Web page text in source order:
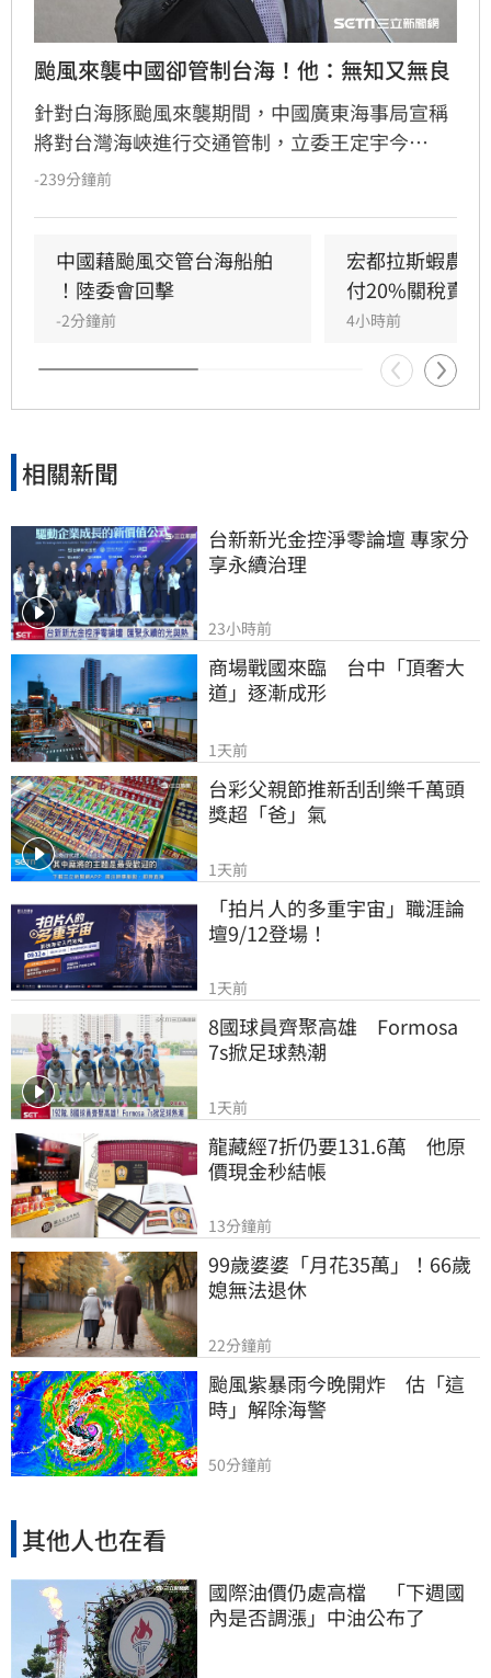
颱風來襲中國卻管制台海！他：無知又無良
針對白海豚颱風來襲期間，中國廣東海事局宣稱
將對台灣海峽進行交通管制，立委王定宇今
（8）日嚴詞批評，直指中國政府此舉既無知又
方，更藐視國際規範。他強調，中國人民處於水
深火熱，政府卻忙於政治操作。王定宇感嘆，中
國作為大國卻缺乏基本素質，並再次提醒「誰跟
-239分鐘前
中國藉颱風交管台海船舶
！陸委會回擊
-2分鐘前
宏都拉斯蝦農
付20%關稅賣台
4小時前
相關新聞
台新新光金控淨零論壇 專家分
享永續治理
23小時前
商場戰國來臨　台中「頂奢大
道」逐漸成形
1天前
台彩父親節推新刮刮樂千萬頭
獎超「爸」氣
1天前
「拍片人的多重宇宙」職涯論
壇9/12登場！
1天前
8國球員齊聚高雄　Formosa
7s掀足球熱潮
1天前
龍藏經7折仍要131.6萬　他原
價現金秒結帳
13分鐘前
99歲婆婆「月花35萬」！66歲
媳無法退休
22分鐘前
颱風紫暴雨今晚開炸　估「這
時」解除海警
50分鐘前
其他人也在看
國際油價仍處高檔 「下週國
內是否調漲」中油公布了